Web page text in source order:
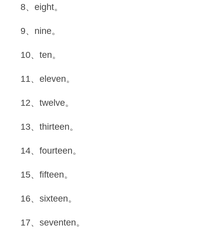
8、eight。
9、nine。
10、ten。
11、eleven。
12、twelve。
13、thirteen。
14、fourteen。
15、fifteen。
16、sixteen。
17、seventen。